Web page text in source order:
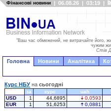
Фінансові новини | 06.08.26 | 03:19 |
"Ваш час обмежений, не витрачайте його,
чужим
Стів
Головна Новини Аналітика
Курс НБУ на сьогодні
за курс uah
USD
1 44,6895 0,0593
EUR
1 51,6253 0,0881